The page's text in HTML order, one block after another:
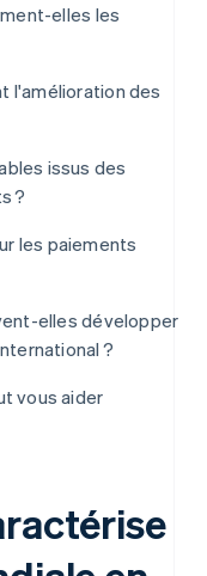
elles les
l'amélioration des
issus des
?
les paiements
elles développer
?
vous aider